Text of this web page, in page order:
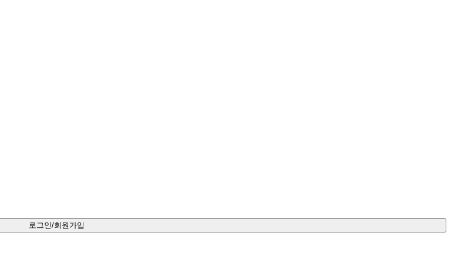
로그인/회원가입